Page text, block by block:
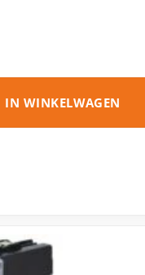
geel
IN WINKELWAGEN